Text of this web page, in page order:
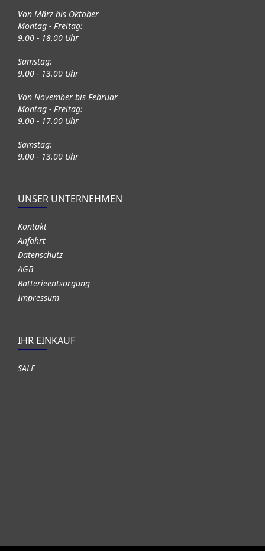
Von März bis Oktober
Montag - Freitag:
9.00 - 18.00 Uhr
Samstag:
9.00 - 13.00 Uhr
Von November bis Februar
Montag - Freitag:
9.00 - 17.00 Uhr
Samstag:
9.00 - 13.00 Uhr
UNSER UNTERNEHMEN
Kontakt
Anfahrt
Datenschutz
AGB
Batterieentsorgung
Impressum
IHR EINKAUF
SALE